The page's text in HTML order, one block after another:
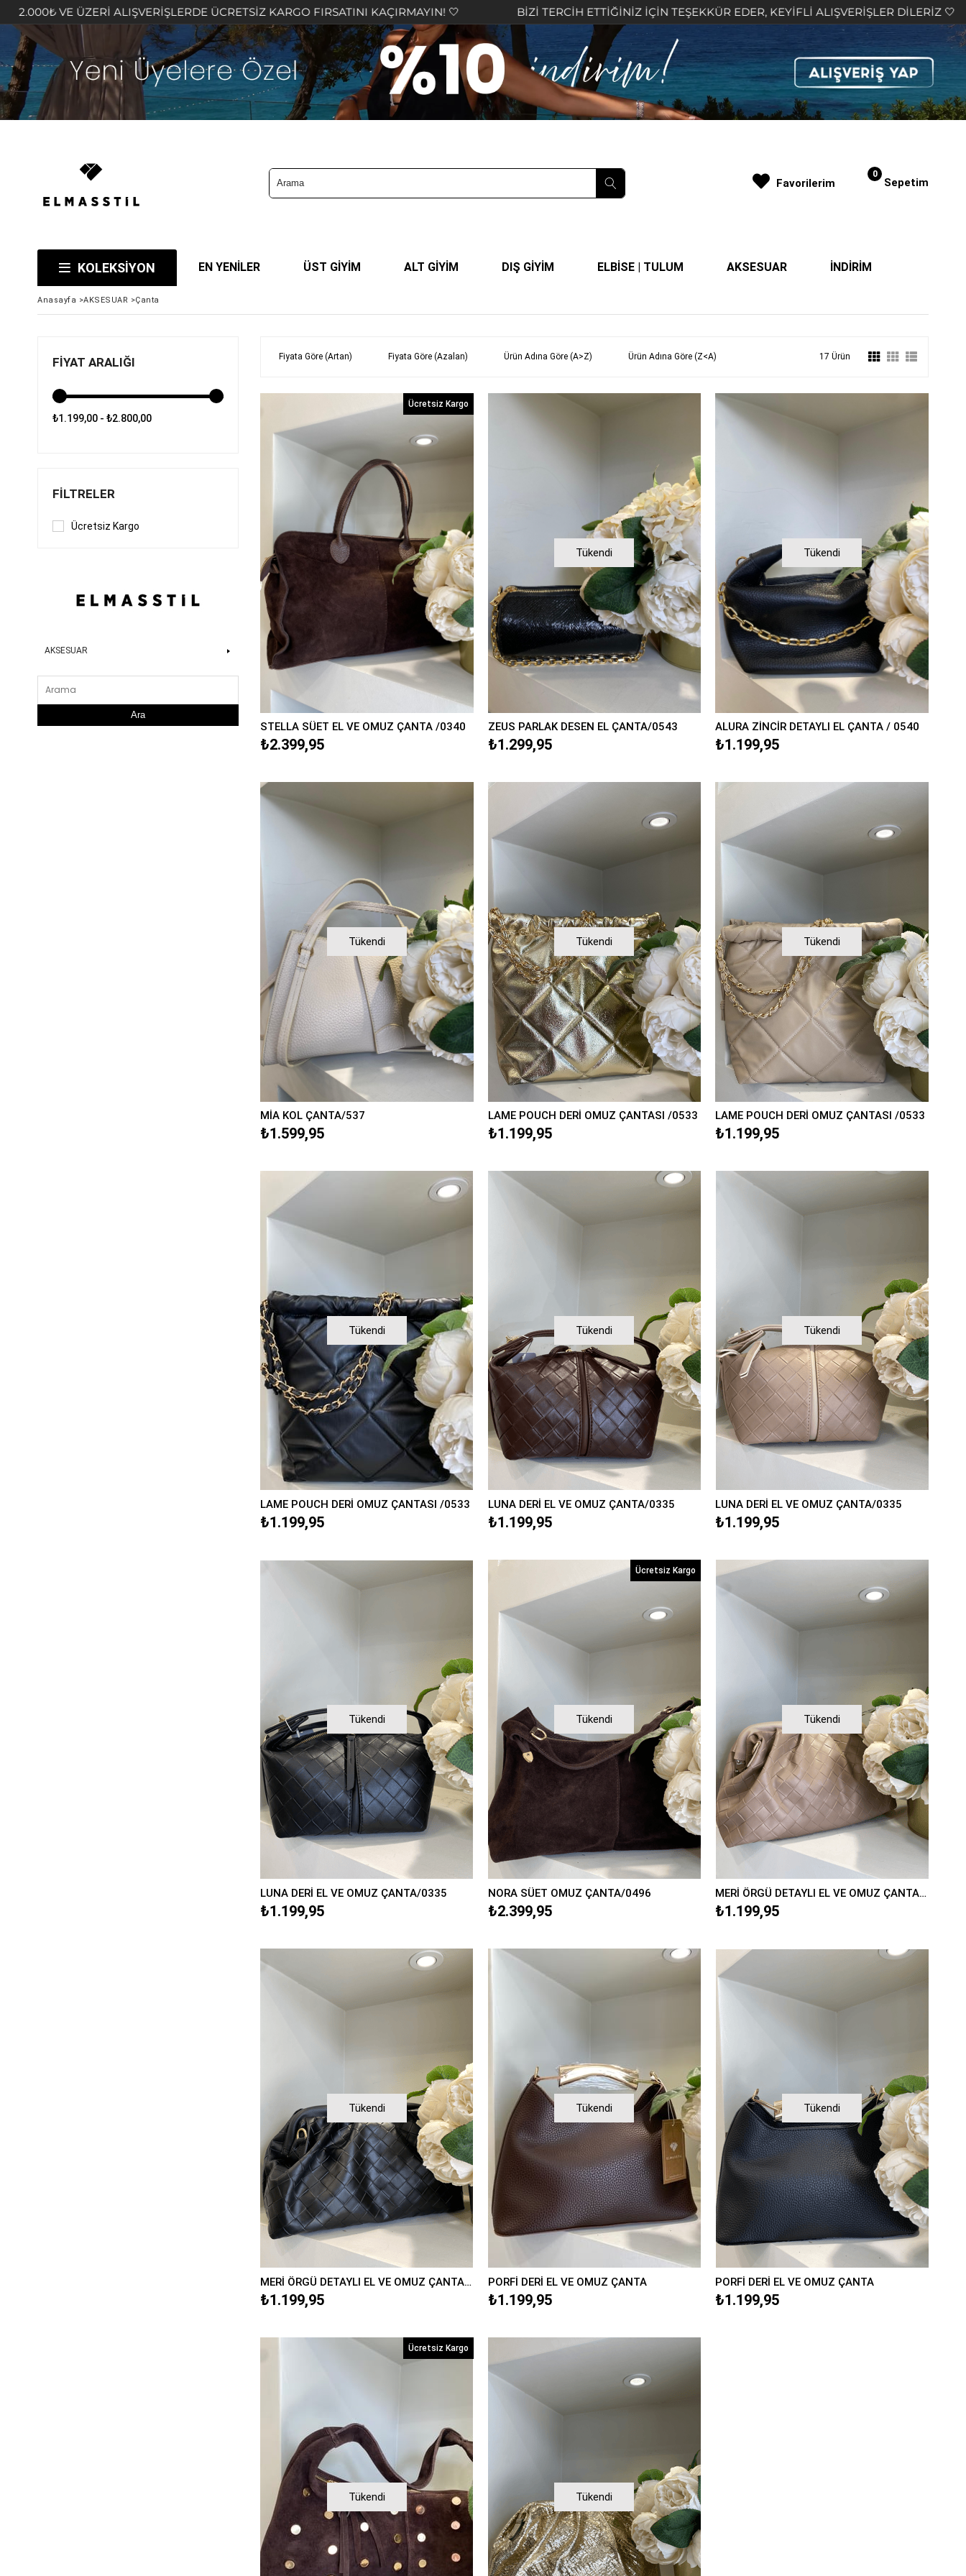
ÜCRETSİZ KARGO FIRSATINI KAÇIRMAYIN! 🤍 BİZİ TERCİH ETTİĞİNİZ İÇİN TEŞEKKÜR EDER, KEYİFLİ ALIŞVERİŞLER DİLERİZ 🤍 2.000₺ VE ÜZERİ
Sepetim
0
KOLEKSİYON EN YENİLER ÜST GİYİM ALT GİYİM DIŞ GİYİM ELBİSE | TULUM AKSESUAR İNDİRİM
Favorilerim
Anasayfa >AKSESUAR >Çanta
FIYAT ARALIĞI
₺1.199,00 - ₺2.800,00
FILTRELER
Ücretsiz Kargo
AKSESUAR
Ara
Fiyata Göre (Artan) Fiyata Göre (Azalan) Ürün Adına Göre (A>Z) Ürün Adına Göre (Z<A) 17 Ürün
STELLA SÜET EL VE OMUZ ÇANTA /0340
₺2.399,95
Ücretsiz Kargo
Tükendi
ZEUS PARLAK DESEN EL ÇANTA/0543
₺1.299,95
Tükendi
ALURA ZİNCİR DETAYLI EL ÇANTA / 0540
₺1.199,95
Tükendi
MİA KOL ÇANTA/537
₺1.599,95
Tükendi
LAME POUCH DERİ OMUZ ÇANTASI /0533
₺1.199,95
Tükendi
LAME POUCH DERİ OMUZ ÇANTASI /0533
₺1.199,95
Tükendi
LAME POUCH DERİ OMUZ ÇANTASI /0533
₺1.199,95
Tükendi
LUNA DERİ EL VE OMUZ ÇANTA/0335
₺1.199,95
Tükendi
LUNA DERİ EL VE OMUZ ÇANTA/0335
₺1.199,95
Tükendi
LUNA DERİ EL VE OMUZ ÇANTA/0335
₺1.199,95
Tükendi
NORA SÜET OMUZ ÇANTA/0496
₺2.399,95
Ücretsiz Kargo
Tükendi
MERİ ÖRGÜ DETAYLI EL VE OMUZ ÇANTA/0508
₺1.199,95
Tükendi
MERİ ÖRGÜ DETAYLI EL VE OMUZ ÇANTA/0508
₺1.199,95
Tükendi
PORFİ DERİ EL VE OMUZ ÇANTA
₺1.199,95
Tükendi
PORFİ DERİ EL VE OMUZ ÇANTA
₺1.199,95
Tükendi
Ücretsiz Kargo
Tükendi